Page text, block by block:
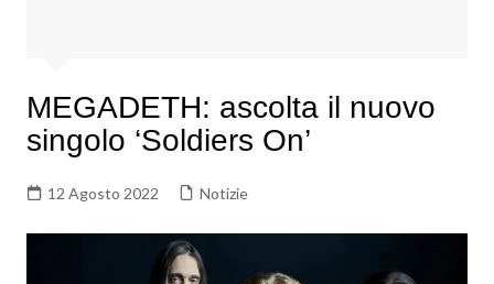
MEGADETH: ascolta il nuovo
singolo ‘Soldiers On’
12 Agosto 2022 Notizie